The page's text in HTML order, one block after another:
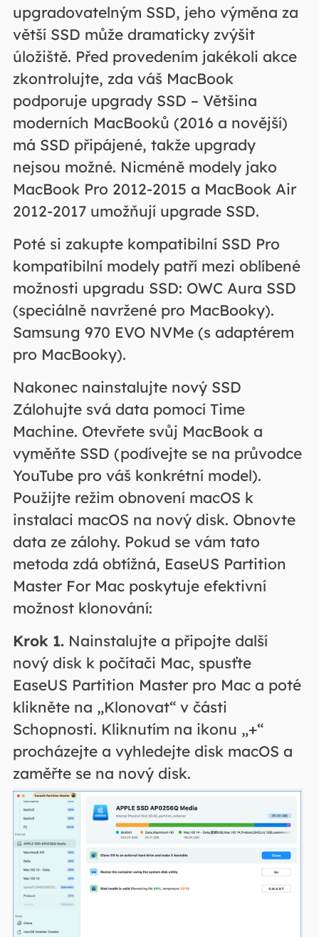
upgradovatelným SSD, jeho výměna za
větší SSD může dramaticky zvýšit
úložiště. Před provedením jakékoli akce
zkontrolujte, zda váš MacBook
podporuje upgrady SSD – Většina
moderních MacBooků (2016 a novější)
má SSD připájené, takže upgrady
nejsou možné. Nicméně modely jako
MacBook Pro 2012-2015 a MacBook Air
2012-2017 umožňují upgrade SSD.
Poté si zakupte kompatibilní SSD Pro
kompatibilní modely patří mezi oblíbené
možnosti upgradu SSD: OWC Aura SSD
(speciálně navržené pro MacBooky).
Samsung 970 EVO NVMe (s adaptérem
pro MacBooky).
Nakonec nainstalujte nový SSD
Zálohujte svá data pomocí Time
Machine. Otevřete svůj MacBook a
vyměňte SSD (podívejte se na průvodce
YouTube pro váš konkrétní model).
Použijte režim obnovení macOS k
instalaci macOS na nový disk. Obnovte
data ze zálohy. Pokud se vám tato
metoda zdá obtížná, EaseUS Partition
Master For Mac poskytuje efektivní
možnost klonování:
Krok 1.Nainstalujte a připojte další
nový disk k počítači Mac, spusťte
EaseUS Partition Master pro Mac a poté
klikněte na „Klonovat“ v části
Schopnosti. Kliknutím na ikonu „+“
procházejte a vyhledejte disk macOS a
zaměřte se na nový disk.